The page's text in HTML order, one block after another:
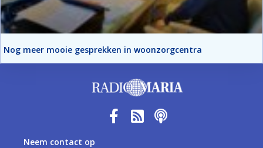
Nog meer mooie gesprekken in woonzorgcentra
Neem contact op